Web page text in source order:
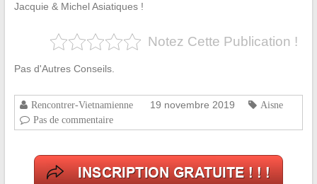
Jacquie & Michel Asiatiques !
Notez Cette Publication !
Pas d'Autres Conseils.
Rencontrer-Vietnamienne 19 novembre 2019
Aisne
Pas de commentaire